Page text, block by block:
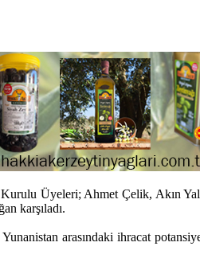
Üyeleri; Ahmet Çelik, Akın
karşıladı.
arasındaki ihracat